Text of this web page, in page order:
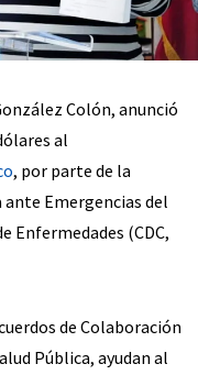
Colón, anunció
al
, por parte de la
Emergencias del
Enfermedades (CDC,
de Colaboración
Pública, ayudan al